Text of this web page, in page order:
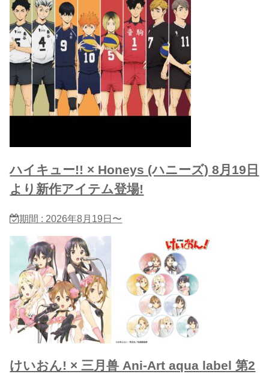
ハイキュー!! × Honeys (ハニーズ) 8月19日
より新作アイテム登場!
期間 : 2026年8月19日〜
けいおん! × 三月兽 Ani-Art aqua label 第2